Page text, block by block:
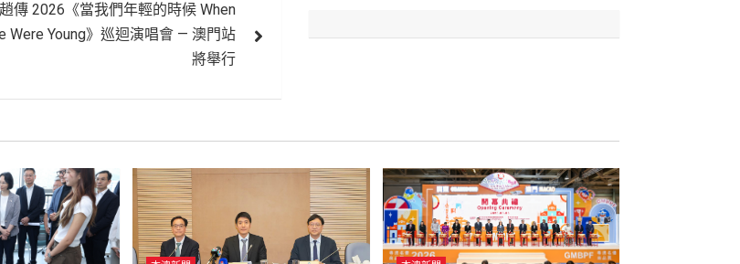
趙傳 2026《當我們年輕的時候 When
Were Young》巡迴演唱會 — 澳門站
將舉行